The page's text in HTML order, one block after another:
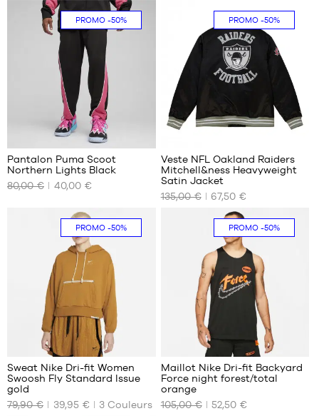
Aucune PROMO-50%
NOS
TAILLES
Pantalon Puma Scoot
Northern Lights Black
80,00 €
40,00 €
PROMO -50%
NOS
DISPONIBLES
2
Veste NFL Oakland Raiders
Mitchell&ness Heavyweight
Satin Jacket
135,00 €
67,50 €
PROMO-50%
NOS
TAILLES
DISPONIBLES
Sweat Nike Dri-fit Women
Swoosh Fly Standard Issue
gold
79,90 €
39,95 € 3 Couleurs
PROMO -50%
NOS
TAILLES
DISPONIBLES
1
Maillot Nike Dri-fit Backyard
Force night forest/total
orange
105,00 €
52,50 €